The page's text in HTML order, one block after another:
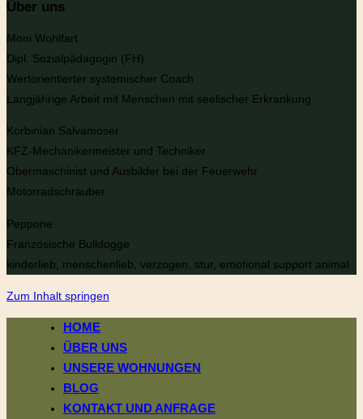
Über uns
Moni Wohlfart
Dipl. Sozialpädagogin (FH)
Wertorientierter systemischer Coach
Langjährige Arbeit mit Menschen mit seelischer Erkrankung
Korbinian Salvamoser
KFZ-Mechanikermeister und Techniker
Obermaschinist und Ausbilder bei der Feuerwehr
Motorradschrauber
Peppone
Französische Bulldogge
kinderlieb, menschenlieb, verzogen, stur, emotional support animal
Zum Inhalt springen
HOME
ÜBER UNS
UNSERE WOHNUNGEN
BLOG
KONTAKT UND ANFRAGE